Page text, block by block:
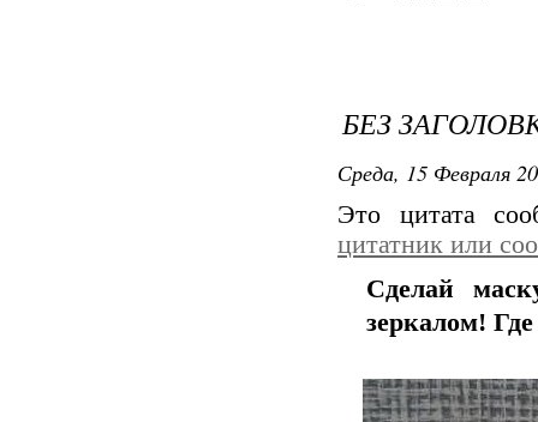
БЕЗ
Среда, 15 Февраля
Это цитата
цитатник или
Сделай
зеркалом!